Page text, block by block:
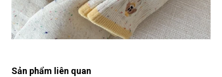
Sản phẩm liên quan